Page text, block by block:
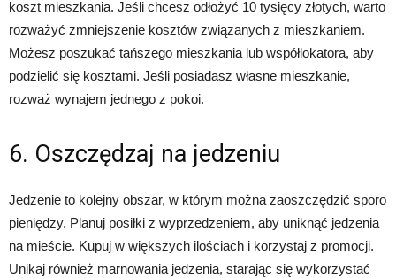
koszt mieszkania. Jeśli chcesz odłożyć 10 tysięcy złotych, warto
rozważyć zmniejszenie kosztów związanych z mieszkaniem.
Możesz poszukać tańszego mieszkania lub współlokatora, aby
podzielić się kosztami. Jeśli posiadasz własne mieszkanie,
rozważ wynajem jednego z pokoi.
6. Oszczędzaj na jedzeniu
Jedzenie to kolejny obszar, w którym można zaoszczędzić sporo
pieniędzy. Planuj posiłki z wyprzedzeniem, aby uniknąć jedzenia
na mieście. Kupuj w większych ilościach i korzystaj z promocji.
Unikaj również marnowania jedzenia, starając się wykorzystać